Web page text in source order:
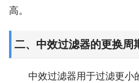
高。
二、中效过滤器的更换周
中效过滤器用于过滤更小